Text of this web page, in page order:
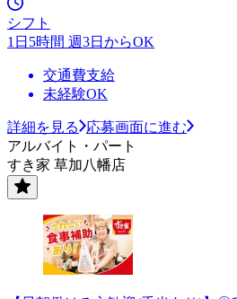
シフト
1日5時間 週3日からOK
交通費支給
未経験OK
詳細を見る
応募画面に進む
アルバイト・パート
すき家 草加八幡店